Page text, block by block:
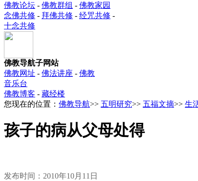
佛教论坛 - 佛教群组 - 佛教家园
念佛共修 - 拜佛共修 - 经咒共修 -
十念共修
佛教导航子网站
佛教网址 - 佛法讲座 - 佛教
音乐台
佛教博客 - 藏经楼
您现在的位置： 佛教导航>> 五明研究>> 五福文摘>> 生
孩子的病从父母处得
发布时间：2010年10月11日